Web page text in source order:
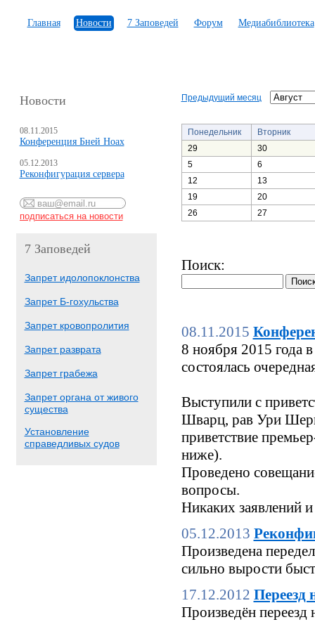
Главная Новости 7 Заповедей Форум Медиабиблиотека
Новости
08.11.2015
Конференция Бней Ноах
05.12.2013
Реконфигурация сервера
7 Заповедей
Запрет идолопоклонства
Запрет Б-гохульства
Запрет кровопролития
Запрет разврата
Запрет грабежа
Запрет органа от живого
существа
Установление
справедливых судов
Предыдущий месяц
Понедельник
Вторник
29
30
5
6
12
13
19
20
26
27
Поиск:
08.11.2015
8 ноября 2015 года
состоялась
Выступили с
Шварц, рав Ури
приветствие
ниже).
Проведено
вопросы.
Никаких заявлений
05.12.2013
Произведена
сильно вырости
17.12.2012 Переезд
Произведён переезд